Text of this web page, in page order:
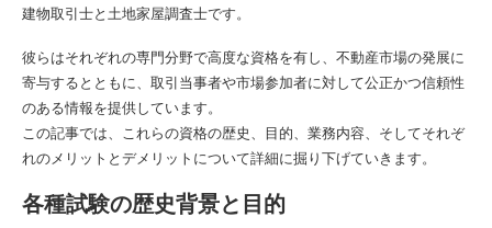
建物取引士と土地家屋調査士です。
彼らはそれぞれの専門分野で高度な資格を有し、不動産市場の発展に
寄与するとともに、取引当事者や市場参加者に対して公正かつ信頼性
のある情報を提供しています。
この記事では、これらの資格の歴史、目的、業務内容、そしてそれぞ
れのメリットとデメリットについて詳細に掘り下げていきます。
各種試験の歴史背景と目的